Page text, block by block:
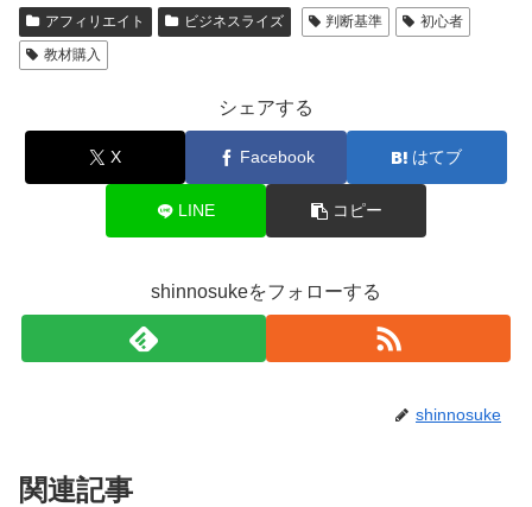
アフィリエイト ビジネスライズ 判断基準
初心者
教材購入
シェアする
X Facebook はてブ
LINE コピー
shinnosukeをフォローする
shinnosuke
関連記事